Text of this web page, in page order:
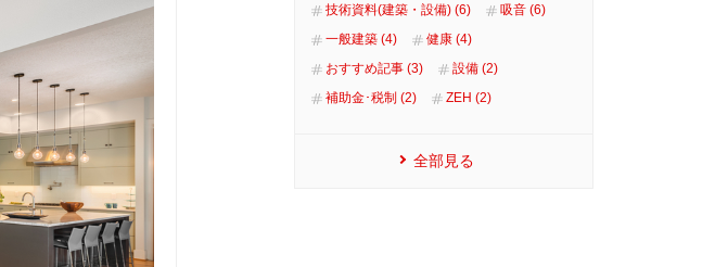
技術資料(建築・設備) (6)
吸音 (6)
一般建築 (4)
健康 (4)
おすすめ記事 (3)
設備 (2)
補助金･税制 (2)
ZEH (2)
全部見る